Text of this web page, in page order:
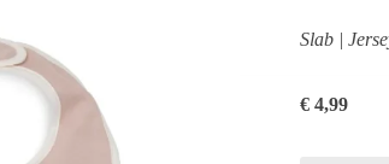
Slab |
€ 4,99